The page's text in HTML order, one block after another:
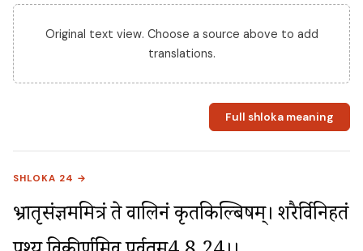
Original text view. Choose a source above to add
translations.
Full shloka meaning
SHLOKA 24 →
भ्रातृसंज्ञममित्रं ते वालिनं कृतकिल्बिषम्। शरैर्विनिहतं